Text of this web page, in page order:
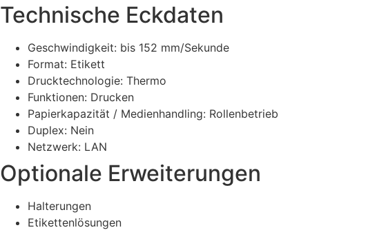
Technische Eckdaten
Geschwindigkeit: bis 152 mm/Sekunde
Format: Etikett
Drucktechnologie: Thermo
Funktionen: Drucken
Papierkapazität / Medienhandling: Rollenbetrieb
Duplex: Nein
Netzwerk: LAN
Optionale Erweiterungen
Halterungen
Etikettenlösungen